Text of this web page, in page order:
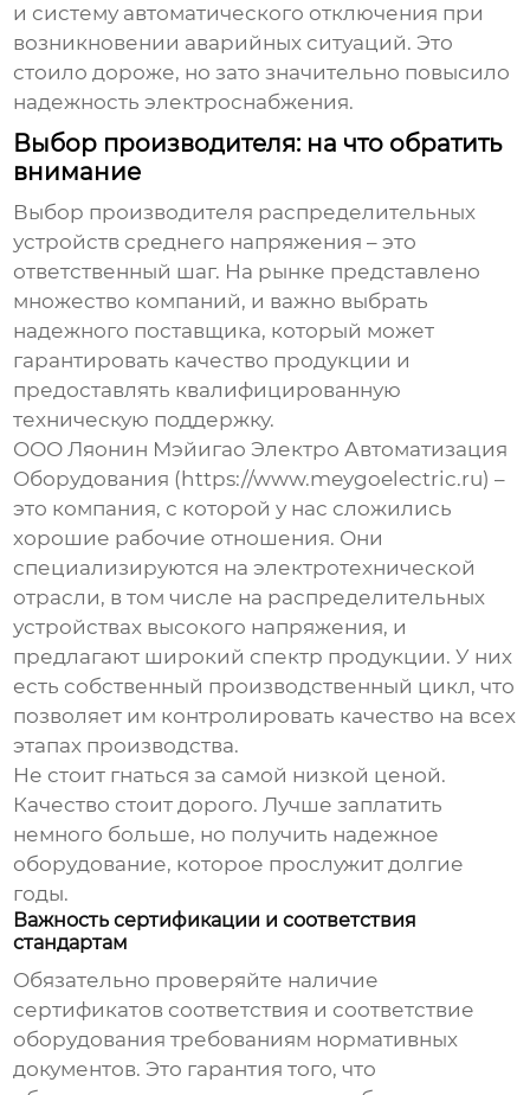
и систему автоматического отключения при
возникновении аварийных ситуаций. Это
стоило дороже, но зато значительно повысило
надежность электроснабжения.
Выбор производителя: на что обратить
внимание
Выбор производителя распределительных
устройств среднего напряжения – это
ответственный шаг. На рынке представлено
множество компаний, и важно выбрать
надежного поставщика, который может
гарантировать качество продукции и
предоставлять квалифицированную
техническую поддержку.
ООО Ляонин Мэйигао Электро Автоматизация
Оборудования (https://www.meygoelectric.ru) –
это компания, с которой у нас сложились
хорошие рабочие отношения. Они
специализируются на электротехнической
отрасли, в том числе на распределительных
устройствах высокого напряжения, и
предлагают широкий спектр продукции. У них
есть собственный производственный цикл, что
позволяет им контролировать качество на всех
этапах производства.
Не стоит гнаться за самой низкой ценой.
Качество стоит дорого. Лучше заплатить
немного больше, но получить надежное
оборудование, которое прослужит долгие
годы.
Важность сертификации и соответствия
стандартам
Обязательно проверяйте наличие
сертификатов соответствия и соответствие
оборудования требованиям нормативных
документов. Это гарантия того, что